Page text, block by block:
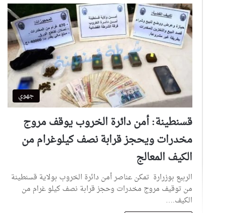
جهوي
قسنطينة: أمن دائرة الخروب يوقف مروج
مخدرات ويحجز قرابة نصف كيلوغرام من
الكيف المعالج
الربيع بوزرارة تمكن عناصر أمن دائرة الخروب بولاية قسنطينة
من توقيف مروج مخدرات وحجز قرابة نصف كيلو غرام من
الكيف.…